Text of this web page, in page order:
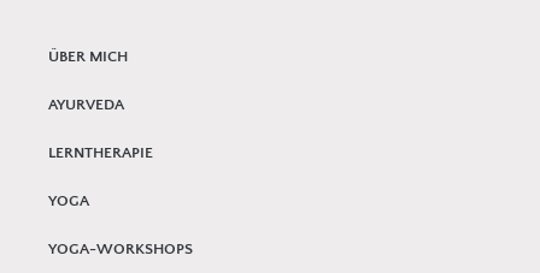
ÜBER MICH
AYURVEDA
LERNTHERAPIE
YOGA
YOGA-WORKSHOPS